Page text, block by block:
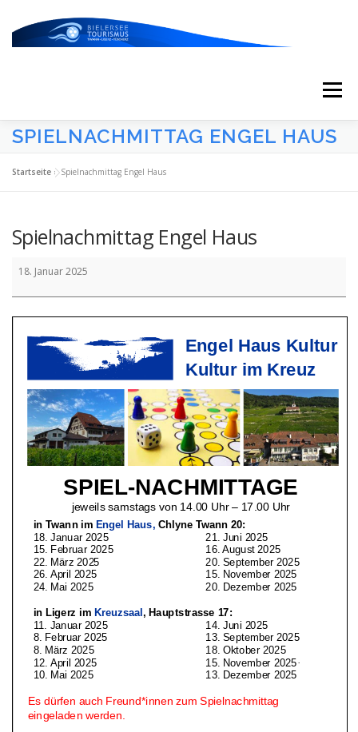
Menü
ESSEN/TRINKEN/SCHLAFEN
SPIELNACHMITTAG ENGEL HAUS
Startseite »Spielnachmittag Engel Haus
Spielnachmittag Engel Haus
Engel
Haus
18. Januar 2025